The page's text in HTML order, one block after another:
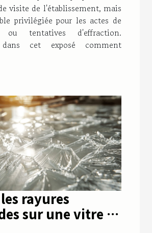
visite de l'établissement, mais
privilégiée pour les actes de
ou tentatives d'effraction.
dans cet exposé comment
rayures
sur une vitre :